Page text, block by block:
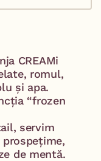
CREAMi
romul,
și apa.
“frozen
servim
de mentă.